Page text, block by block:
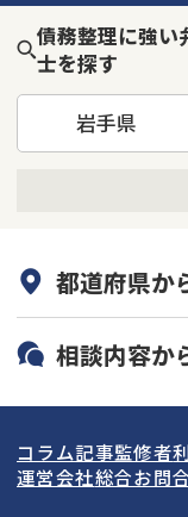
債務整理に強い
士を探す
岩手県
初回相談無料
都道府県か
北海道・東北
北海道
岩手県
関東
東京都
東海
相談内容か
任意整理
コラム記事監修者
運営会社総合お問